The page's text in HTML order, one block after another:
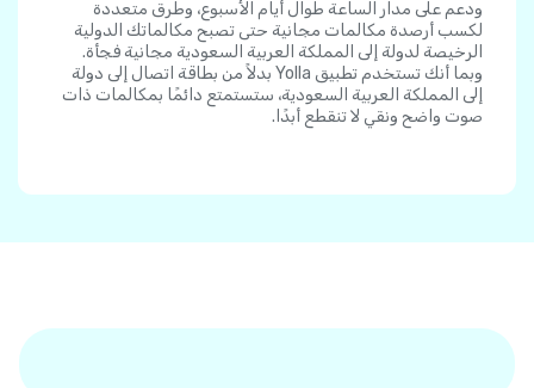
ودعم على مدار الساعة طوال أيام الأسبوع، وطرق متعددة
لكسب أرصدة مكالمات مجانية حتى تصبح مكالماتك الدولية
الرخيصة لدولة إلى المملكة العربية السعودية مجانية فجأة.
وبما أنك تستخدم تطبيق Yolla بدلاً من بطاقة اتصال إلى دولة
إلى المملكة العربية السعودية، ستستمتع دائمًا بمكالمات ذات
صوت واضح ونقي لا تنقطع أبدًا.